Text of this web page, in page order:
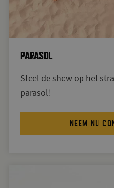
PARASOL
Steel de show op het
parasol!
NEEM NU